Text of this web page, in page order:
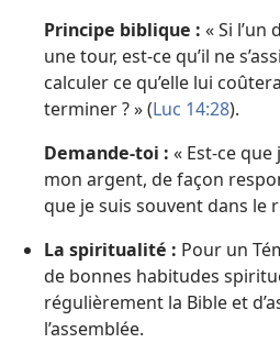
Principe biblique : « Si
une tour, est-ce qu’il ne
calculer ce qu’elle lui
terminer ? » (Luc 14:28).
Demande-toi : « Est-ce
mon argent, de façon
que je suis souvent dans le
La spiritualité : Pour un
de bonnes habitudes
régulièrement la Bible et
l’assemblée.